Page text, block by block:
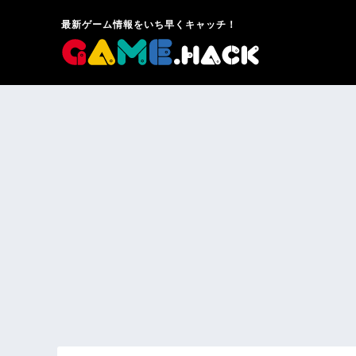
最新ゲーム情報をいち早くキャッチ！